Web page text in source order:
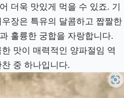
더욱 맛있게 먹을 수 있죠. 기
장은 특유의 달콤하고 짭짤한
훌륭한 궁합을 자랑합니다.
맛이 매력적인 양파절임 역
중 하나입니다.